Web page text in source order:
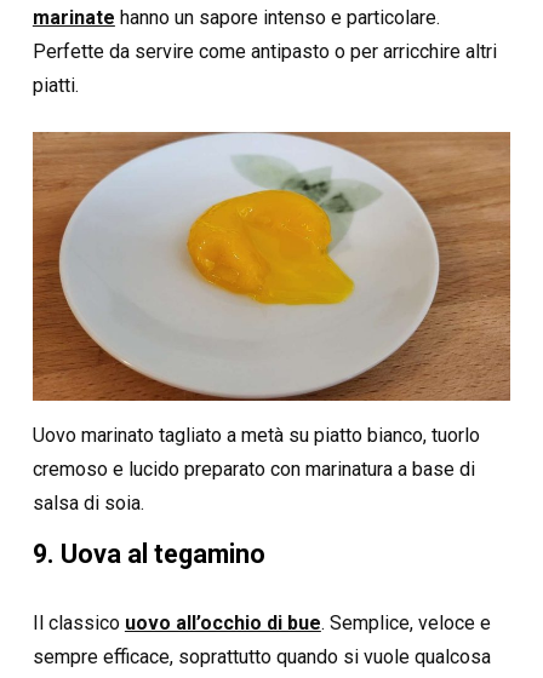
marinate hanno un sapore intenso e particolare.
Perfette da servire come antipasto o per arricchire altri
piatti.
Uovo marinato tagliato a metà su piatto bianco, tuorlo
cremoso e lucido preparato con marinatura a base di
salsa di soia.
9. Uova al tegamino
Il classico uovo all’occhio di bue. Semplice, veloce e
sempre efficace, soprattutto quando si vuole qualcosa